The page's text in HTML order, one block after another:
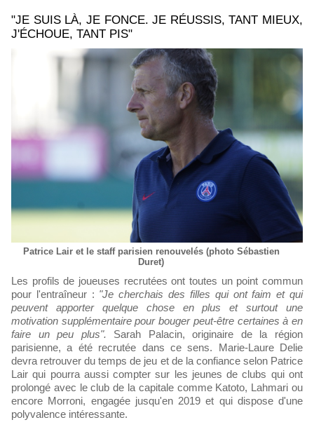
"JE SUIS LÀ, JE FONCE. JE RÉUSSIS, TANT MIEUX,
J'ÉCHOUE, TANT PIS"
Patrice Lair et le staff parisien renouvelés (photo Sébastien
Duret)
Les profils de joueuses recrutées ont toutes un point commun
pour l'entraîneur : "Je cherchais des filles qui ont faim et qui
peuvent apporter quelque chose en plus et surtout une
motivation supplémentaire pour bouger peut-être certaines à en
faire un peu plus". Sarah Palacin, originaire de la région
parisienne, a été recrutée dans ce sens. Marie-Laure Delie
devra retrouver du temps de jeu et de la confiance selon Patrice
Lair qui pourra aussi compter sur les jeunes de clubs qui ont
prolongé avec le club de la capitale comme Katoto, Lahmari ou
encore Morroni, engagée jusqu'en 2019 et qui dispose d'une
polyvalence intéressante.